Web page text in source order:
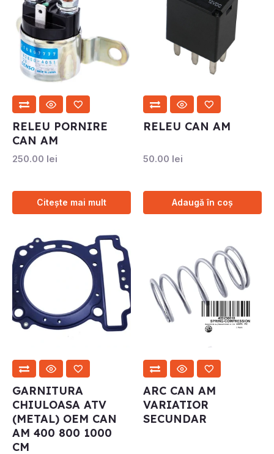
RELEU PORNIRE
CAN AM
250.00 lei
Citește mai mult
RELEU CAN AM
50.00 lei
Adaugă în coș
GARNITURA
CHIULOASA ATV
(METAL) OEM CAN
AM 400 800 1000
CM
ARC CAN AM
VARIATIOR
SECUNDAR